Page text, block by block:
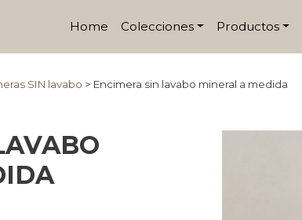
Home Colecciones Productos
SIN lavabo > Encimera sin lavabo mineral a medida